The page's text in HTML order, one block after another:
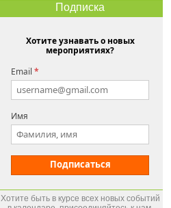
Подписка
Хотите узнавать о новых
мероприятиях?
Email *
Имя
Подписаться
Хотите быть в курсе всех новых событий